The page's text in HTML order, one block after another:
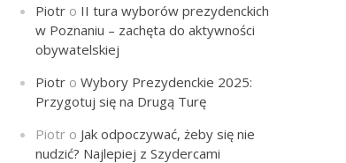
Piotr o II tura wyborów prezydenckich
w Poznaniu – zachęta do aktywności
obywatelskiej
Piotr oWybory Prezydenckie 2025:
Przygotuj się na Drugą Turę
Piotr o Jak odpoczywać, żeby się nie
nudzić? Najlepiej z Szydercami